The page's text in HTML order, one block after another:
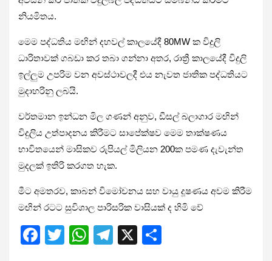
නියමිතය.
මෙම පද්ධතිය මඟින් දහවල් කාලයේදී 80MW ක විදුලි
ධාරිතාවක් ගබඩා කර තබා ගන්නා අතර, රාත්‍රී කාලයේදී විදුලි
ඉල්ලුම උපරිම වන අවස්ථාවලදී එය නැවත ජාතික පද්ධතියට
මුදාහරිනු ලබයි.
වර්තමාන ඉන්ධන මිල ගණන් අනුව, ඩීසල් බලාගාර මඟින්
විදුලිය උත්පාදනය කිරීමට සාපේක්ෂව මෙම තාක්ෂණය
භාවිතයෙන් මාසිකව රුපියල් මිලියන 200ක පමණ දැවැන්ත
මුදලක් ඉතිරි කරගත හැක.
මීට අමතරව, කාබන් විමෝචනය සහ වායු දූෂණය අවම කිරීම
මඟින් රටට සුවිශාල පාරිසරික වාසියක් ද හිමි වේ
F
T
W T
X